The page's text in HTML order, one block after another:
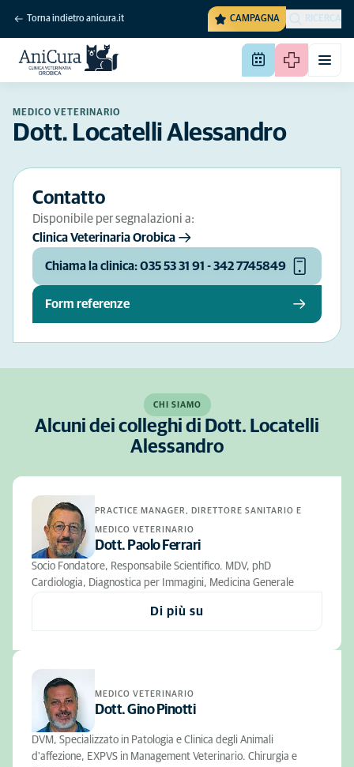
Torna indietro anicura.it CAMPAGNA RICERCA
MEDICO VETERINARIO
Dott. Locatelli Alessandro
Contatto
Disponibile per segnalazioni a:
Clinica Veterinaria Orobica
Chiama la clinica: 035 53 31 91 - 342 7745849
Form referenze
CHI SIAMO
Alcuni dei colleghi di Dott. Locatelli
Alessandro
PRACTICE MANAGER, DIRETTORE SANITARIO E
MEDICO VETERINARIO
Dott. Paolo Ferrari
Socio Fondatore, Responsabile Scientifico. MDV, phD
Cardiologia, Diagnostica per Immagini, Medicina Generale
Di più su
MEDICO VETERINARIO
Dott. Gino Pinotti
DVM, Specializzato in Patologia e Clinica degli Animali
d'affezione, EXPVS in Management Veterinario. Chirurgia e